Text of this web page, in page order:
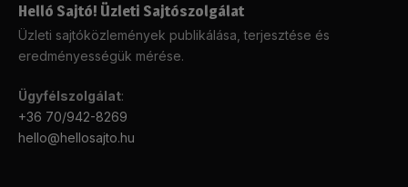
Helló Sajtó! Üzleti Sajtószolgálat
Üzleti sajtóközlemények publikálása, terjesztése és
eredményességük mérése.
Ügyfélszolgálat:
+36 70/942-8269
hello@hellosajto.hu